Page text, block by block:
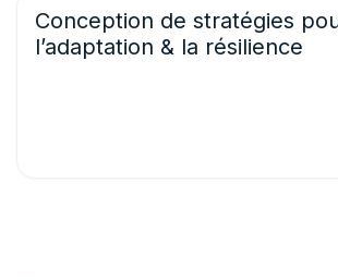
Conception de stratégies
l’adaptation & la résilience